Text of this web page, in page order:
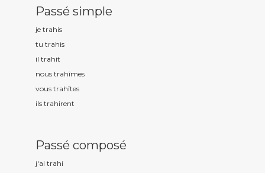
Passé simple
je trahis
tu trahis
il trahit
nous trahîmes
vous trahîtes
ils trahirent
Passé composé
j'ai trahi